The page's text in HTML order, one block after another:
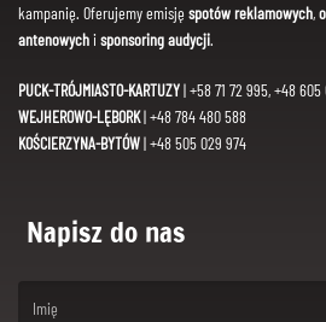
kampanię. Oferujemy emisję spotów reklamowych,
antenowychi sponsoring audycji.
PUCK-TRÓJMIASTO-KARTUZY| +58 71 72 995, +48 605
WEJHEROWO-LĘBORK| +48 784 480 588
KOŚCIERZYNA-BYTÓW| +48 505 029 974
Napisz do nas